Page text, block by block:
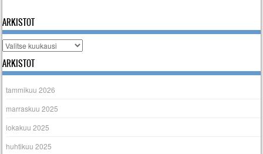
ARKISTOT
Arkistot
ARKISTOT
tammikuu 2026
marraskuu 2025
lokakuu 2025
huhtikuu 2025